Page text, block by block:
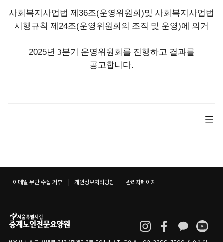
사회복지사업법 제36조(운영위원회)및 사회복지사업법
시행규칙 제24조(운영위원회의 조직 및 운영)에 의거
2025년 3분기 운영위원회를 진행하고 결과를
공고합니다.
이메일 무단 수집 거부 개인정보처리방침 관리자페이지